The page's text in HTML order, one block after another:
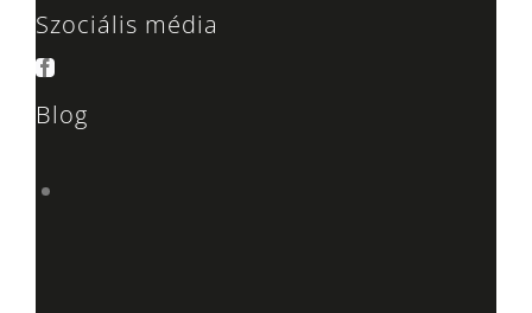
Szociális média
Blog